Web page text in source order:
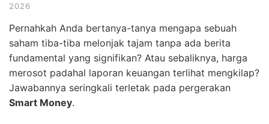
2026
Pernahkah Anda bertanya-tanya mengapa sebuah
saham tiba-tiba melonjak tajam tanpa ada berita
fundamental yang signifikan? Atau sebaliknya, harga
merosot padahal laporan keuangan terlihat mengkilap?
Jawabannya seringkali terletak pada pergerakan
Smart Money.